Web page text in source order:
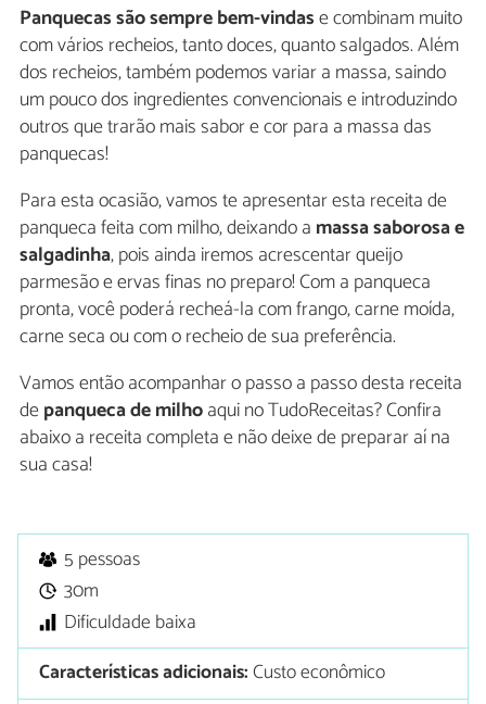
Panquecas são sempre bem-vindase combinam muito
com vários recheios, tanto doces, quanto salgados. Além
dos recheios, também podemos variar a massa, saindo
um pouco dos ingredientes convencionais e introduzindo
outros que trarão mais sabor e cor para a massa das
panquecas!
Para esta ocasião, vamos te apresentar esta receita de
panqueca feita com milho, deixando a massa saborosa e
salgadinha, pois ainda iremos acrescentar queijo
parmesão e ervas finas no preparo! Com a panqueca
pronta, você poderá recheá-la com frango, carne moída,
carne seca ou com o recheio de sua preferência.
Vamos então acompanhar o passo a passo desta receita
depanqueca de milhoaqui no TudoReceitas? Confira
abaixo a receita completa e não deixe de preparar aí na
sua casa!
5 pessoas
30m
Dificuldade baixa
Características adicionais:Custo econômico